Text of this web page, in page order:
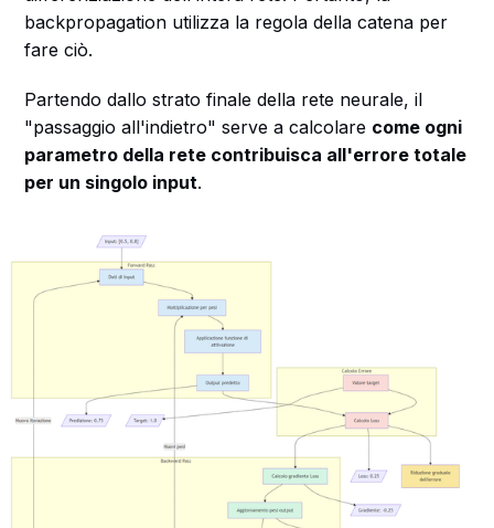
backpropagation utilizza la regola della catena per
fare ciò.
Partendo dallo strato finale della rete neurale, il
"passaggio all'indietro" serve a calcolare come ogni
parametro della rete contribuisca all'errore totale
per un singolo input.